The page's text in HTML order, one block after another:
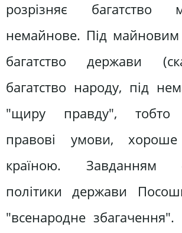
розрізняє багатство
немайнове. Під майновим
багатство держави
багатство народу, під
"щиру правду", тобто
правові умови, хороше
країною. Завданням
політики держави
"всенародне збагачення".